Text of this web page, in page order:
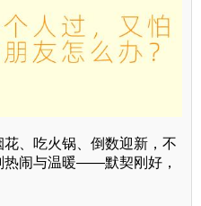
、吃火锅、倒数迎新，不
热闹与温暖——默契刚好，